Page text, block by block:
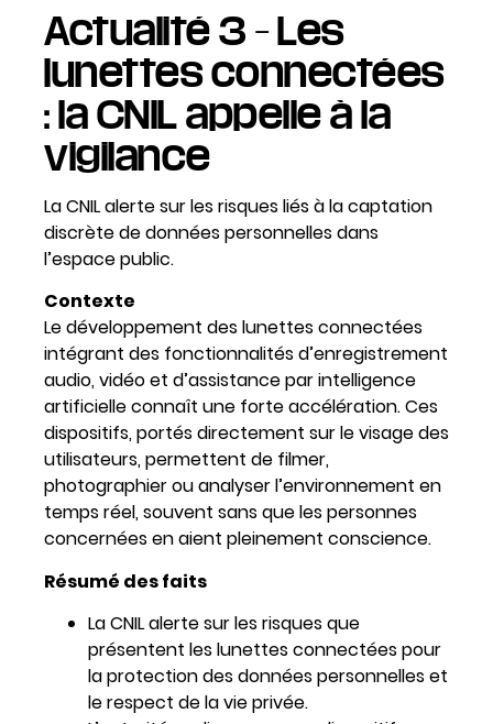
Actualité 3 – Les
lunettes connectées
: la CNIL appelle à la
vigilance
La CNIL alerte sur les risques liés à la captation
discrète de données personnelles dans
l’espace public.
Contexte
Le développement des lunettes connectées
intégrant des fonctionnalités d’enregistrement
audio, vidéo et d’assistance par intelligence
artificielle connaît une forte accélération. Ces
dispositifs, portés directement sur le visage des
utilisateurs, permettent de filmer,
photographier ou analyser l’environnement en
temps réel, souvent sans que les personnes
concernées en aient pleinement conscience.
Résumé des faits
La CNIL alerte sur les risques que
présentent les lunettes connectées pour
la protection des données personnelles et
le respect de la vie privée.